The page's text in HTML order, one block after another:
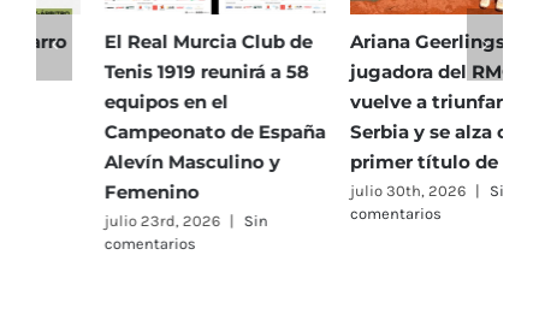
El Real Murcia Club de
Tenis 1919 reunirá a 58
equipos en el
Campeonato de España
Alevín Masculino y
Femenino
julio 23rd, 2026 | Sin
comentarios
Ariana Geerlings,
jugadora del RMCT,
vuelve a triunfar en
Serbia y se alza con su
primer título de 2026
julio 30th, 2026 | Sin
comentarios